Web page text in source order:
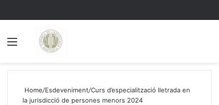
Home/Esdeveniment/Curs d’especialització lletrada en
la jurisdicció de persones menors 2024